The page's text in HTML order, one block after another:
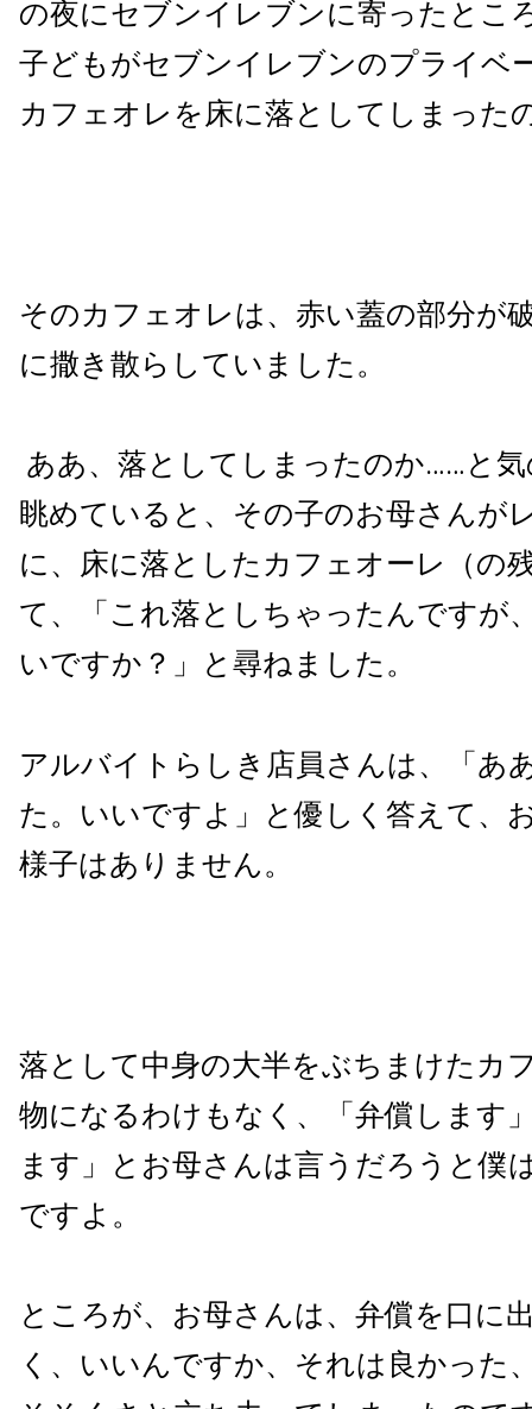
の夜にセブンイレブンに寄ったとこ
子どもがセブンイレブンのプライベ
カフェオレを床に落としてしまった
そのカフェオレは、赤い蓋の部分が
に撒き散らしていました。
ああ、落としてしまったのか……と
眺めていると、その子のお母さんが
に、床に落としたカフェオーレ（の
て、「これ落としちゃったんですが
いですか？」と尋ねました。
アルバイトらしき店員さんは、「あ
た。いいですよ」と優しく答えて、
様子はありません。
落として中身の大半をぶちまけたカ
物になるわけもなく、「弁償します
ます」とお母さんは言うだろうと僕
ですよ。
ところが、お母さんは、弁償を口に
く、いいんですか、それは良かった